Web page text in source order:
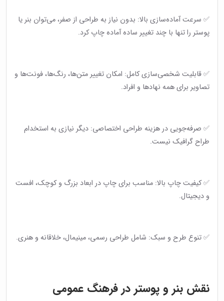
✅ سرعت آماده‌سازی بالا: بدون نیاز به طراحی از صفر، می‌توان بنر یا
پوستر را تنها با چند تغییر ساده آماده چاپ کرد.
✅ قابلیت شخصی‌سازی کامل: امکان تغییر متن‌ها، رنگ‌ها، فونت‌ها و
تصاویر برای همه نهادها و افراد.
✅ صرفه‌جویی در هزینه طراحی اختصاصی: دیگر نیازی به استخدام
طراح گرافیک نیست.
✅ کیفیت چاپ بالا: مناسب برای چاپ در ابعاد بزرگ و کوچک، افست
و دیجیتال.
✅ تنوع طرح و سبک: شامل طراحی رسمی، مینیمال، خلاقانه و هنری.
نقش بنر و پوستر در فرهنگ عمومی